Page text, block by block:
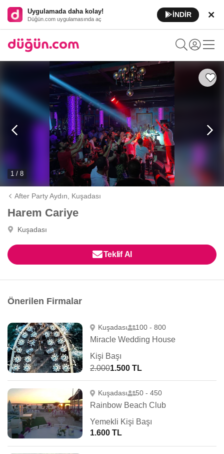
Uygulamada daha kolay!
Düğün.com uygulamasında aç
İNDİR
1 / 8
After Party Aydın, Kuşadası
Harem Cariye
Kuşadası
Teklif Al
Önerilen Firmalar
Kuşadası 100 - 800
Miracle Wedding House
Kişi Başı
2.0001.500 TL
Kuşadası 50 - 450
Rainbow Beach Club
Yemekli Kişi Başı
1.600 TL